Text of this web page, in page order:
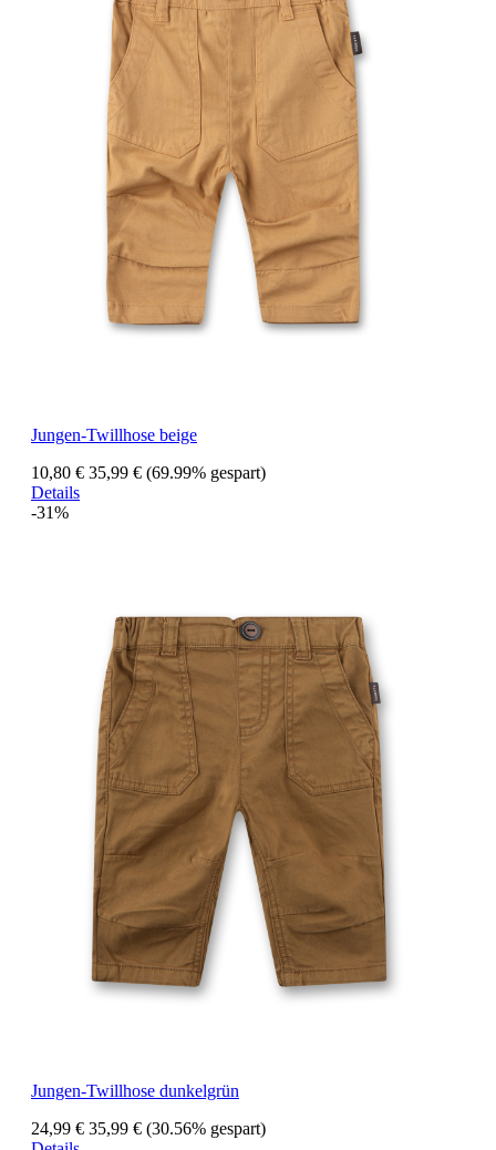
Jungen-Twillhose beige
10,80 € 35,99 € (69.99% gespart)
Details
-31%
Jungen-Twillhose dunkelgrün
24,99 € 35,99 € (30.56% gespart)